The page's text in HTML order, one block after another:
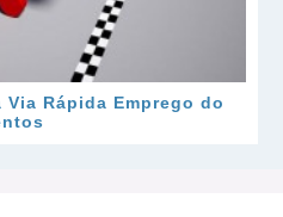
Rápida Emprego do